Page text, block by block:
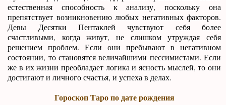
естественная способность к анализу, поскольку она
препятствует возникновению любых негативных факторов.
Девы Десятки Пентаклей чувствуют себя более
счастливыми, когда живут, не слишком утруждая себя
решением проблем. Если они пребывают в негативном
состоянии, то становятся величайшими пессимистами. Если
же в их жизни преобладает логика и ясность мыслей, то они
достигают и личного счастья, и успеха в делах.
Гороскоп Таро по дате рождения